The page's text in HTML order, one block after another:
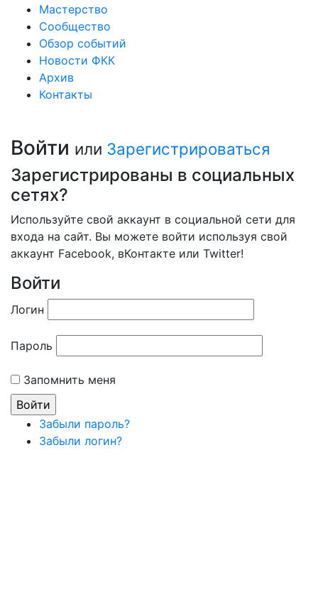
Мастерство
Сообщество
Обзор событий
Новости ФКК
Архив
Контакты
Войти или Зарегистрироваться
Зарегистрированы в социальных
сетях?
Используйте свой аккаунт в социальной сети для
входа на сайт. Вы можете войти используя свой
аккаунт Facebook, вКонтакте или Twitter!
Войти
Логин
Пароль
Запомнить меня
Забыли пароль?
Забыли логин?